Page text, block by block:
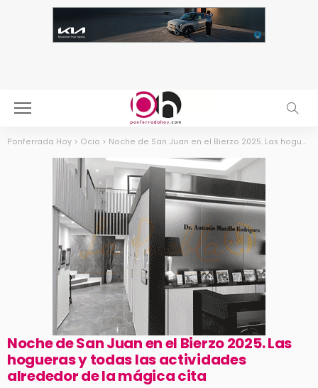
Ponferrada Hoy > Ocio > Noche de San Juan en el Bierzo 2025. Las hogueras y todas las actividades alrededor de la mágica cita
Noche de San Juan en el Bierzo 2025. Las
hogueras y todas las actividades
alrededor de la mágica cita